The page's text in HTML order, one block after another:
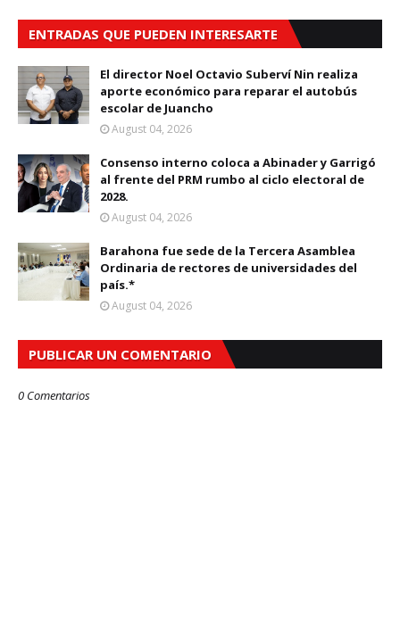
ENTRADAS QUE PUEDEN INTERESARTE
El director Noel Octavio Suberví Nin realiza
aporte económico para reparar el autobús
escolar de Juancho
August 04, 2026
Consenso interno coloca a Abinader y Garrigó
al frente del PRM rumbo al ciclo electoral de
2028.
August 04, 2026
Barahona fue sede de la Tercera Asamblea
Ordinaria de rectores de universidades del
país.*
August 04, 2026
PUBLICAR UN COMENTARIO
0 Comentarios